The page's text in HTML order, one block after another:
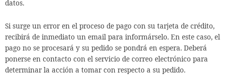
datos.
Si surge un error en el proceso de pago con su tarjeta de crédito,
recibirá de inmediato un email para informárselo. En este caso, el
pago no se procesará y su pedido se pondrá en espera. Deberá
ponerse en contacto con el servicio de correo electrónico para
determinar la acción a tomar con respecto a su pedido.